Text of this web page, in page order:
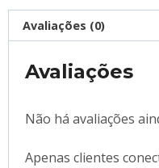
Avaliações (0)
Avaliações
Não há avaliações
Apenas clientes